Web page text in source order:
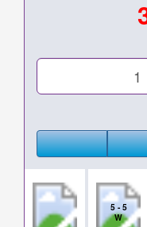
5 - 5
W